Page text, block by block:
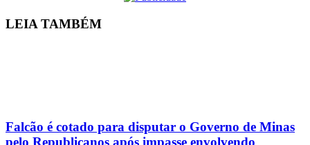
LEIA TAMBÉM
Falcão é cotado para disputar o Governo de Minas
pelo Republicanos após impasse envolvendo